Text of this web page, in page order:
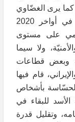
كما يرى الغضّاوي
أنّ التغييرات التي أجراها الأسد مؤخّراً في أواخر 2020
الإعلامي على مستوى
ولا سيما
وبعض قطاعات
قام فيها
الحسّاسة بأشخاص
للبقاء في
وتقليل قدرة